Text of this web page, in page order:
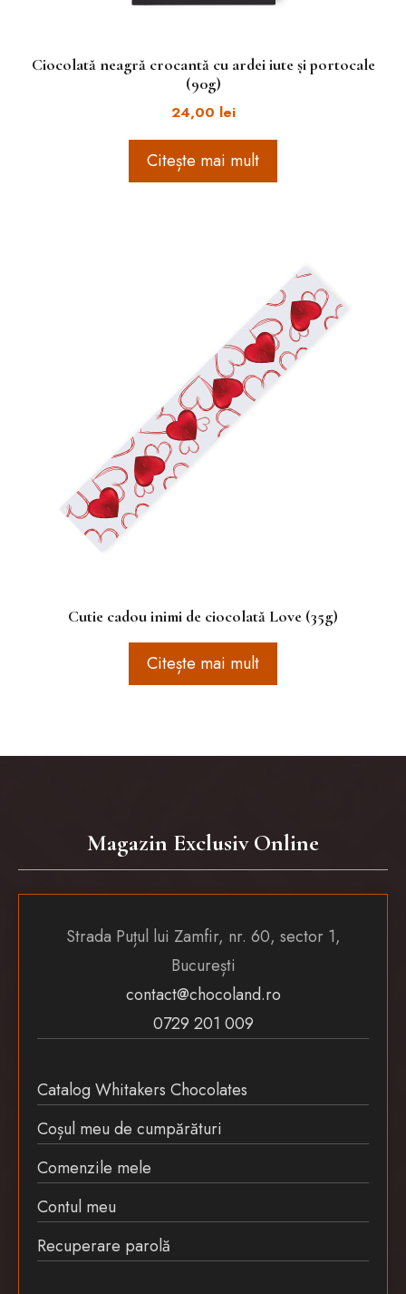
Ciocolată neagră crocantă cu ardei iute și portocale
(90g)
24,00 lei
Citește mai mult
Cutie cadou inimi de ciocolată Love (35g)
Citește mai mult
Magazin Exclusiv Online
Strada Puțul lui Zamfir, nr. 60, sector 1,
București
contact@chocoland.ro
0729 201 009
Catalog Whitakers Chocolates
Coșul meu de cumpărături
Comenzile mele
Contul meu
Recuperare parolă